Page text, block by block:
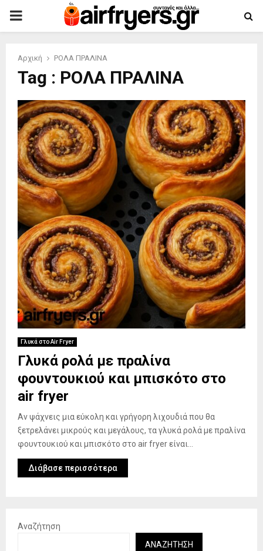
PRIMARY
Αρχική ΡΟΛΑ ΠΡΑΛΙΝΑ
Tag : ΡΟΛΑ ΠΡΑΛΙΝΑ
Γλυκά στο Air Fryer
Γλυκά ρολά με πραλίνα
φουντουκιού και μπισκότο στο
air fryer
Αν ψάχνεις μια εύκολη και γρήγορη λιχουδιά που θα
ξετρελάνει μικρούς και μεγάλους, τα γλυκά ρολά με πραλίνα
φουντουκιού και μπισκότο στο air fryer είναι...
Διάβασε περισσότερα
Αναζήτηση
ΑΝΑΖΉΤΗΣΗ